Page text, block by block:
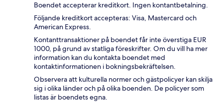
Boendet accepterar kreditkort. Ingen kontantbetalning.
Följande kreditkort accepteras: Visa, Mastercard och
American Express.
Kontanttransaktioner på boendet får inte överstiga EUR
1000, på grund av statliga föreskrifter. Om du vill ha mer
information kan du kontakta boendet med
kontaktinformationen i bokningsbekräftelsen.
Observera att kulturella normer och gästpolicyer kan skilja
sig i olika länder och på olika boenden. De policyer som
listas är boendets egna.